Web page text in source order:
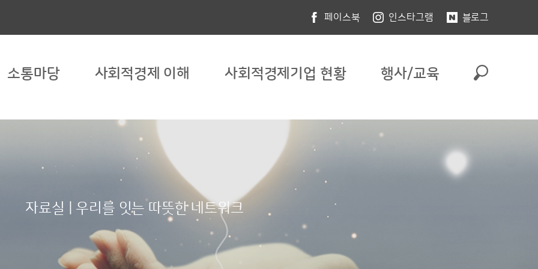
페이스북 인스타그램 블로그
소통마당 사회적경제 이해 사회적경제기업 현황 행사/교육
자료실 | 우리를 잇는 따뜻한 네트워크